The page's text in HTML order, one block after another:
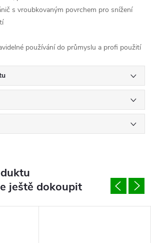
s vroubkovaným povrchem pro snížení
používání do průmyslu a profi použití
ještě dokoupit